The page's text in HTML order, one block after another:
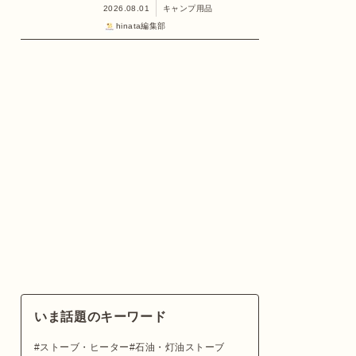
2026.08.01
キャンプ用品
hinata編集部
いま話題のキーワード
ストーブ・ヒーター 石油・灯油ストーブ